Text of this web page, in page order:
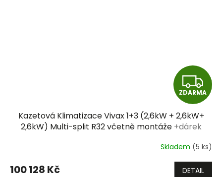
Z
D
A
R
M
ZDARMA
Kazetová Klimatizace Vivax 1+3 (2,6kW + 2,6kW+
2,6kW) Multi-split R32 včetně montáže +dárek
Skladem (5 ks)
100 128 Kč DETAIL